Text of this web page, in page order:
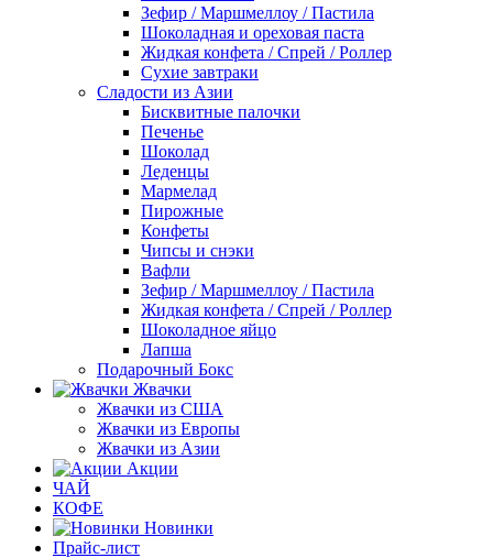
Зефир / Маршмеллоу / Пастила
Шоколадная и ореховая паста
Жидкая конфета / Спрей / Роллер
Сухие завтраки
Сладости из Азии
Бисквитные палочки
Печенье
Шоколад
Леденцы
Мармелад
Пирожные
Конфеты
Чипсы и снэки
Вафли
Зефир / Маршмеллоу / Пастила
Жидкая конфета / Спрей / Роллер
Шоколадное яйцо
Лапша
Подарочный Бокс
Жвачки
Жвачки из США
Жвачки из Европы
Жвачки из Азии
Акции
ЧАЙ
КОФЕ
Новинки
Прайс-лист